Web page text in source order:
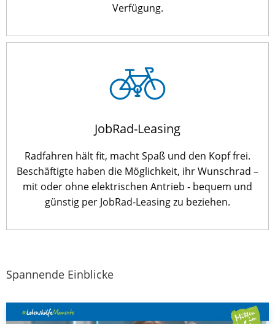
Verfügung.
JobRad-Leasing
Radfahren hält fit, macht Spaß und den Kopf frei.
Beschäftigte haben die Möglichkeit, ihr Wunschrad –
mit oder ohne elektrischen Antrieb - bequem und
günstig per JobRad-Leasing zu beziehen.
Spannende Einblicke